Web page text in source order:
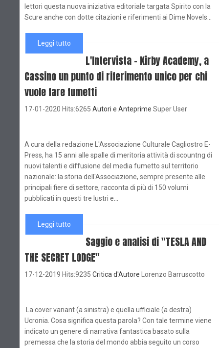
lettori questa nuova iniziativa editoriale targata Spirito con la
Scure anche con dotte citazioni e riferimenti ai Dime Novels...
Leggi tutto
L'Intervista - Kirby Academy, a
Cassino un punto di riferimento unico per chi
vuole fare fumetti
17-01-2020 Hits:6265 Autori e Anteprime Super User
A cura della redazione L'Associazione Culturale Cagliostro E-
Press, ha 15 anni alle spalle di meritoria attività di scountng di
nuovi talenti e diffusione del media fumetto sul territorio
nazionale: la storia dell'Associazione, sempre presente alle
principali fiere di settore, racconta di più di 150 volumi
pubblicati in questi tre lustri e...
Leggi tutto
Saggio e analisi di "TESLA AND
THE SECRET LODGE"
17-12-2019 Hits:9235 Critica d'Autore Lorenzo Barruscotto
La cover variant (a sinistra) e quella ufficiale (a destra)
Ucronia. Cosa significa questa parola? Con tale termine viene
indicato un genere di narrativa fantastica basato sulla
premessa che la storia del mondo abbia seguito un corso